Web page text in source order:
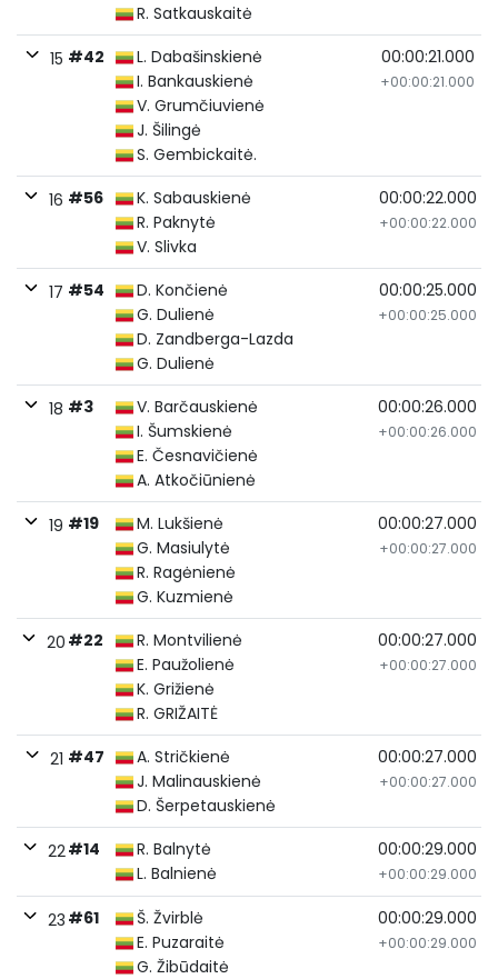
R. Satkauskaitė
15 #42
L. Dabašinskienė
I. Bankauskienė
V. Grumčiuvienė
J. Šilingė
S. Gembickaitė.
00:00:21.000
+00:00:21.000
16 #56
K. Sabauskienė
R. Paknytė
V. Slivka
00:00:22.000
+00:00:22.000
17 #54
D. Končienė
G. Dulienė
D. Zandberga-Lazda
G. Dulienė
00:00:25.000
+00:00:25.000
18 #3
V. Barčauskienė
I. Šumskienė
E. Česnavičienė
A. Atkočiūnienė
00:00:26.000
+00:00:26.000
19 #19
M. Lukšienė
G. Masiulytė
R. Ragėnienė
G. Kuzmienė
00:00:27.000
+00:00:27.000
20 #22
R. Montvilienė
E. Paužolienė
K. Grižienė
R. GRIŽAITĖ
00:00:27.000
+00:00:27.000
21 #47
A. Stričkienė
J. Malinauskienė
D. Šerpetauskienė
00:00:27.000
+00:00:27.000
22#14
R. Balnytė
L. Balnienė
00:00:29.000
+00:00:29.000
23 #61
Š. Žvirblė
E. Puzaraitė
G. Žibūdaitė
00:00:29.000
+00:00:29.000